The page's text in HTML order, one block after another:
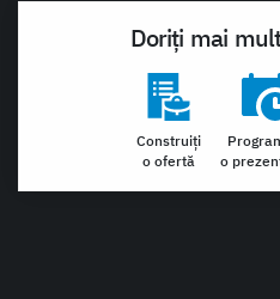
Doriți mai
Construiți
o ofertă
o